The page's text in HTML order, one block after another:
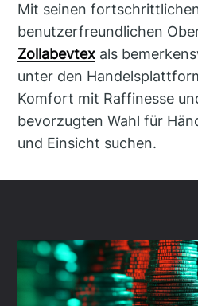
Mit seinen
benutzerfreundlichen
Zollabevtex als
unter den
Komfort mit Raffinesse
bevorzugten Wahl für
und Einsicht suchen.